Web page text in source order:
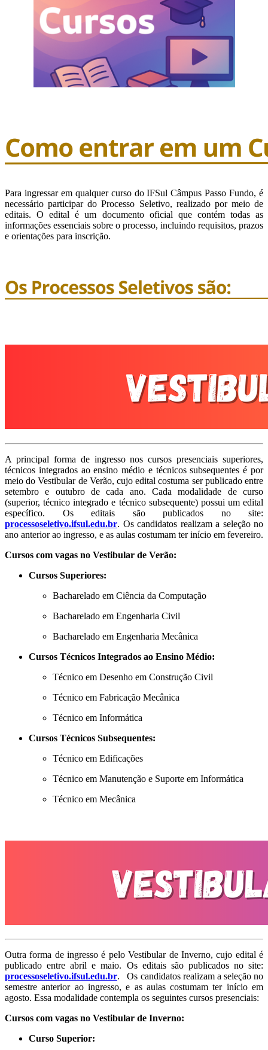
Para ingressar em qualquer curso do IFSul Câmpus Passo Fundo, é
necessário participar do Processo Seletivo, realizado por meio de
editais. O edital é um documento oficial que contém todas as
informações essenciais sobre o processo, incluindo requisitos, prazos
e orientações para inscrição.
A principal forma de ingresso nos cursos presenciais superiores,
técnicos integrados ao ensino médio e técnicos subsequentes é por
meio do Vestibular de Verão, cujo edital costuma ser publicado entre
setembro e outubro de cada ano. Cada modalidade de curso
(superior, técnico integrado e técnico subsequente) possui um edital
específico. Os editais são publicados no site:
processoseletivo.ifsul.edu.br. Os candidatos realizam a seleção no
ano anterior ao ingresso, e as aulas costumam ter início em fevereiro.
Cursos com vagas no Vestibular de Verão:
Cursos Superiores:
Bacharelado em Ciência da Computação
Bacharelado em Engenharia Civil
Bacharelado em Engenharia Mecânica
Cursos Técnicos Integrados ao Ensino Médio:
Técnico em Desenho em Construção Civil
Técnico em Fabricação Mecânica
Técnico em Informática
Cursos Técnicos Subsequentes:
Técnico em Edificações
Técnico em Manutenção e Suporte em Informática
Técnico em Mecânica
Outra forma de ingresso é pelo Vestibular de Inverno, cujo edital é
publicado entre abril e maio. Os editais são publicados no site:
processoseletivo.ifsul.edu.br. Os candidatos realizam a seleção no
semestre anterior ao ingresso, e as aulas costumam ter início em
agosto. Essa modalidade contempla os seguintes cursos presenciais:
Cursos com vagas no Vestibular de Inverno:
Curso Superior: